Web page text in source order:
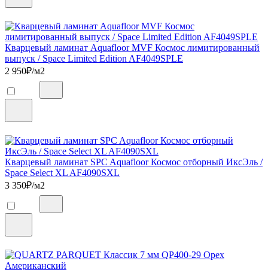
Кварцевый ламинат Aquafloor MVF Космос лимитированный
выпуск / Space Limited Edition AF4049SPLE
2 950₽/м2
Кварцевый ламинат SPC Aquafloor Космос отборный ИксЭль /
Space Select XL AF4090SXL
3 350₽/м2